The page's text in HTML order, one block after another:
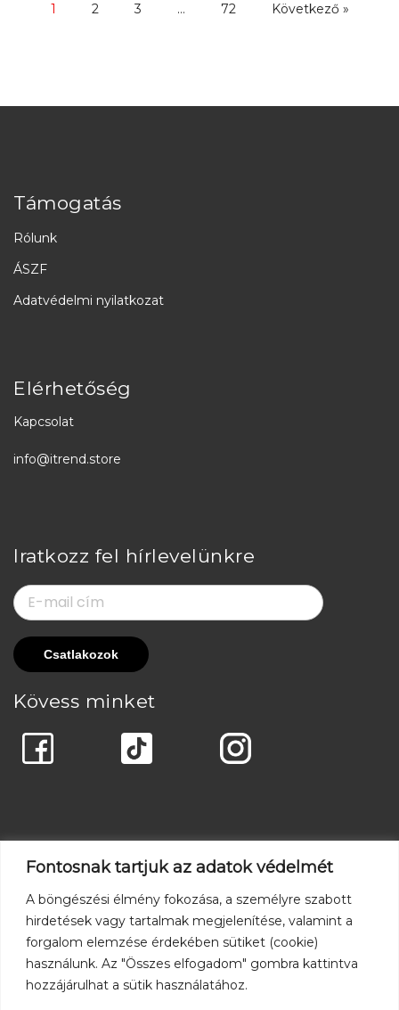
Fontosnak tartjuk az adatok védelmét
A böngészési élmény fokozása, a személyre szabott
hirdetések vagy tartalmak megjelenítése, valamint a
forgalom elemzése érdekében sütiket (cookie)
használunk. Az "Összes elfogadom" gombra kattintva
hozzájárulhat a sütik használatához.
1 2 3 … 72 Következő »
Támogatás
Rólunk
ÁSZF
Adatvédelmi nyilatkozat
Elérhetőség
Kapcsolat
info@itrend.store
Iratkozz fel hírlevelünkre
Kövess minket